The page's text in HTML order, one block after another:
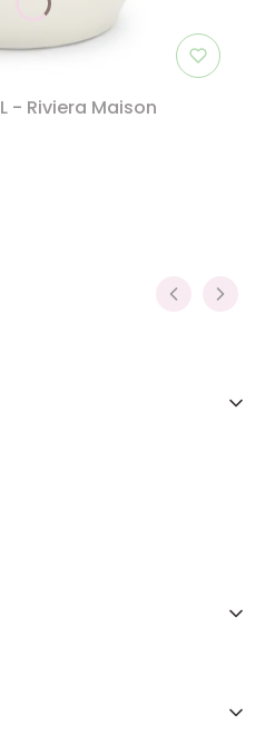
- Riviera Maison